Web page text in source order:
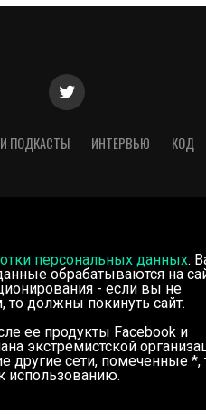
ПОДКАСТЫ ИНТЕРВЬЮ КОД
персональных данных.
обрабатываются на
- если вы не
то должны покинуть сайт.
ее продукты Facebook и
экстремистской
другие сети, помеченные *,
использованию.